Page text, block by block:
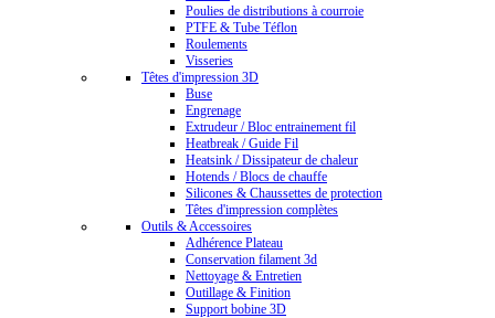
Poulies de distributions à courroie
PTFE & Tube Téflon
Roulements
Visseries
Têtes d'impression 3D
Buse
Engrenage
Extrudeur / Bloc entrainement fil
Heatbreak / Guide Fil
Heatsink / Dissipateur de chaleur
Hotends / Blocs de chauffe
Silicones & Chaussettes de protection
Têtes d'impression complètes
Outils & Accessoires
Adhérence Plateau
Conservation filament 3d
Nettoyage & Entretien
Outillage & Finition
Support bobine 3D